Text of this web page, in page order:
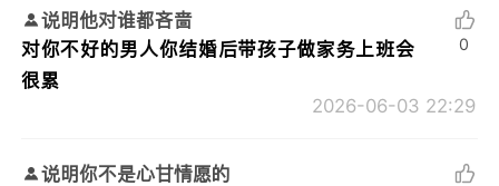
说明他对谁都吝啬
对你不好的男人你结婚后带孩子做家务上班会
很累
2026-06-03 22:29
0
说明你不是心甘情愿的